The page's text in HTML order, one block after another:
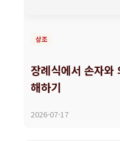
상조
장례식에서 손자와
해하기
2026-07-17